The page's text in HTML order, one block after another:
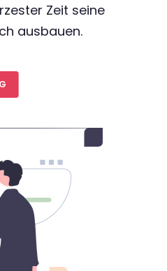
Zeit seine
ausbauen.